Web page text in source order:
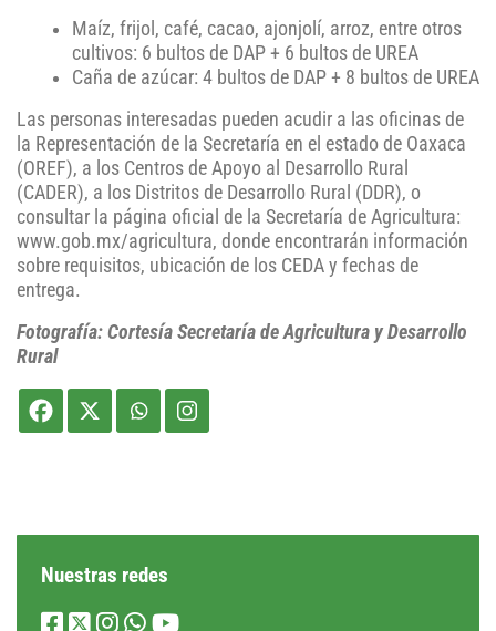
Maíz, frijol, café, cacao, ajonjolí, arroz, entre otros
cultivos: 6 bultos de DAP + 6 bultos de UREA
Caña de azúcar: 4 bultos de DAP + 8 bultos de UREA
Las personas interesadas pueden acudir a las oficinas de
la Representación de la Secretaría en el estado de Oaxaca
(OREF), a los Centros de Apoyo al Desarrollo Rural
(CADER), a los Distritos de Desarrollo Rural (DDR), o
consultar la página oficial de la Secretaría de Agricultura:
www.gob.mx/agricultura, donde encontrarán información
sobre requisitos, ubicación de los CEDA y fechas de
entrega.
Fotografía: Cortesía Secretaría de Agricultura y Desarrollo
Rural
Nuestras redes